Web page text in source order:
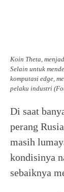
Koin Theta,
Selain untuk
komputasi edge,
pelaku industri
Di saat
perang
masih
kondisinya
sebaiknya